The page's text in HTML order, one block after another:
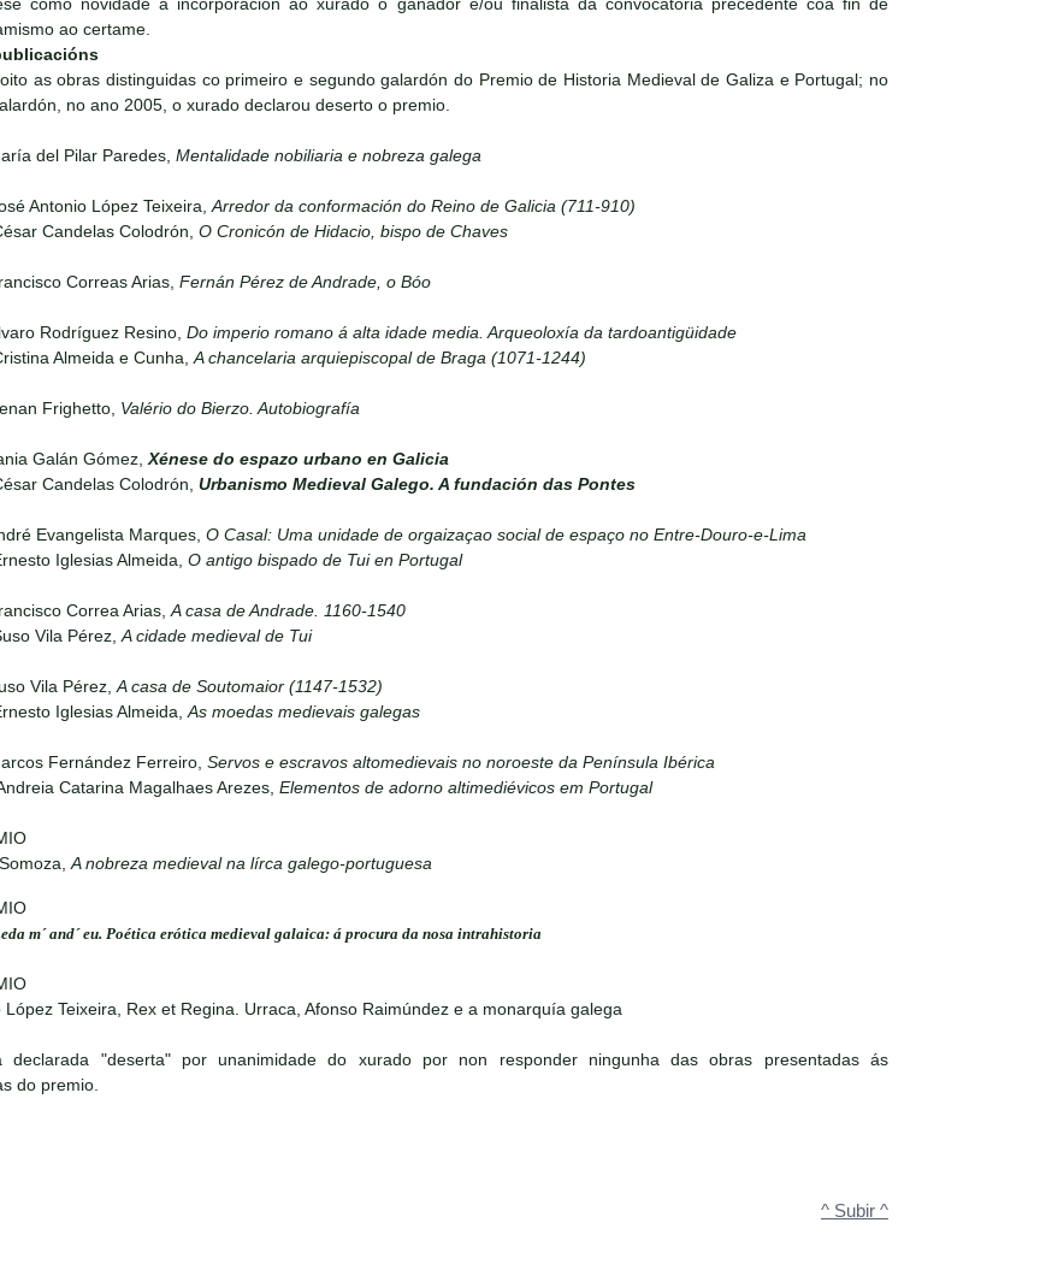
ao certame.
as obras distinguidas co primeiro e segundo galardón do Premio de Historia Medieval de Galiza e Portugal; no
no ano 2005, o xurado declarou deserto o premio.
del Pilar Paredes, Mentalidade nobiliaria e nobreza galega
Antonio López Teixeira, Arredor da conformación do Reino de Galicia (711-910)
Candelas Colodrón, O Cronicón de Hidacio, bispo de Chaves
Correas Arias, Fernán Pérez de Andrade, o Bóo
Rodríguez Resino, Do imperio romano á alta idade media. Arqueoloxía da tardoantigüidade
Almeida e Cunha, A chancelaria arquiepiscopal de Braga (1071-1244)
Frighetto, Valério do Bierzo. Autobiografía
Galán Gómez, Xénese do espazo urbano en Galicia
Candelas Colodrón, Urbanismo Medieval Galego. A fundación das Pontes
Evangelista Marques, O Casal: Uma unidade de orgaizaçao social de espaço no Entre-Douro-e-Lima
Iglesias Almeida, O antigo bispado de Tui en Portugal
Correa Arias, A casa de Andrade. 1160-1540
Vila Pérez, A cidade medieval de Tui
Vila Pérez, A casa de Soutomaior (1147-1532)
Iglesias Almeida, As moedas medievais galegas
Fernández Ferreiro, Servos e escravos altomedievais no noroeste da Península Ibérica
Catarina Magalhaes Arezes, Elementos de adorno altimediévicos em Portugal
A nobreza medieval na lírca galego-portuguesa
m´ and´ eu. Poética erótica medieval galaica: á procura da nosa intrahistoria
López Teixeira, Rex et Regina. Urraca, Afonso Raimúndez e a monarquía galega
declarada "deserta" por unanimidade do xurado por non responder ningunha das obras presentadas ás
do premio.
^ Subir ^